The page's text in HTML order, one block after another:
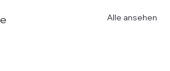
Alle ansehen